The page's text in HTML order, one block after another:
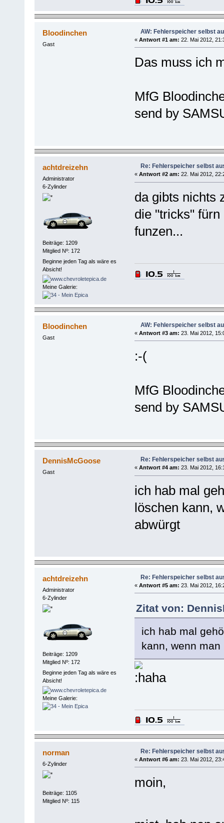
Bloodinchen
Gast
AW: Fehlerspeicher selbst
« Antwort #1 am: 22. Mai 2012,
Das muss ich
MfG
send by
achtdreizehn
Administrator
6-Zylinder
Beiträge: 1209
Mitglied Nº: 172
Beginne jeden Tag als wäre es
Absicht!
Meine Galerie:
Re: Fehlerspeicher selbst
« Antwort #2 am: 22. Mai 2012,
da gibts nichts
die "tricks"
funzen...
Bloodinchen
Gast
AW: Fehlerspeicher selbst
« Antwort #3 am: 23. Mai 2012,
:-(
MfG
send by
DennisMcGoose
Gast
Re: Fehlerspeicher selbst
« Antwort #4 am: 23. Mai 2012,
ich hab mal
löschen kann,
abwürgt
achtdreizehn
Administrator
6-Zylinder
Beiträge: 1209
Mitglied Nº: 172
Beginne jeden Tag als wäre es
Absicht!
Meine Galerie:
Re: Fehlerspeicher selbst
« Antwort #5 am: 23. Mai 2012,
Zitat von:
ich hab mal
kann, wenn
norman
6-Zylinder
Beiträge: 1105
Mitglied Nº: 115
Re: Fehlerspeicher selbst
« Antwort #6 am: 23. Mai 2012,
moin,